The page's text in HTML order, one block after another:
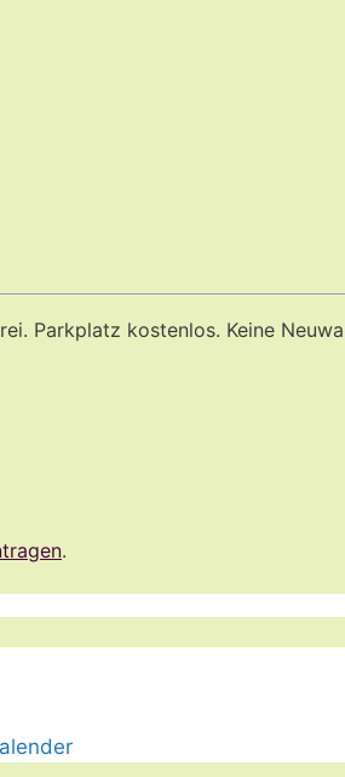
Parkplatz kostenlos. Keine
.